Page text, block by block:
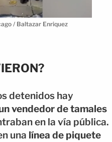
/ Baltazar Enriquez
detenidos hay
vendedor de tamales
en la vía pública.
una línea de piquete